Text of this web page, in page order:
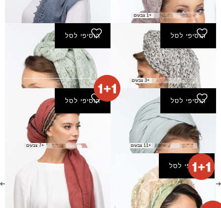
₪110.00
+1 צבעים
הוסיפי לסל
צעיף אורנית
₪40.00
+3 צבעים
הוסיפי לסל
צעיף אחווה
₪150.00
הוסיפי לסל
צעיף בארי
₪
140.00
+11 צבעים
הוסיפי לסל
צעיף בנימין
₪50.00
+7 צבעים
הוסיפי לסל
צעיף גלאור
₪190.00